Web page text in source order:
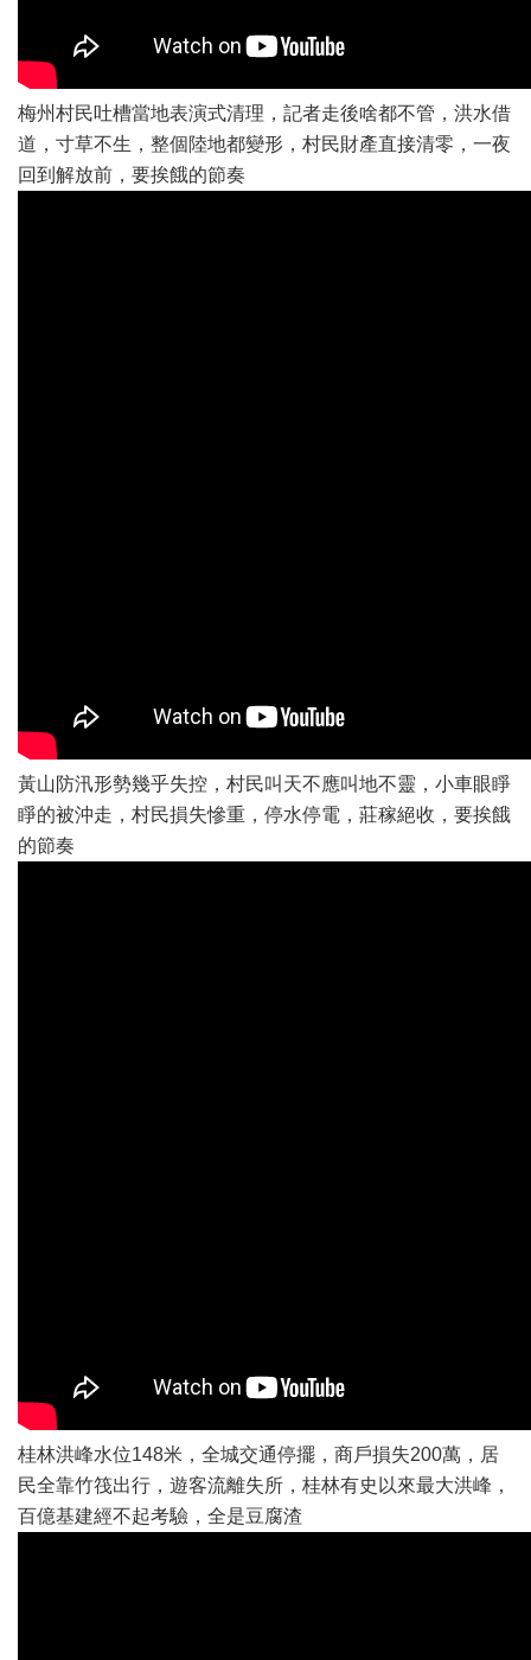
梅州村民吐槽當地表演式清理，記者走後啥都不管，洪水借
道，寸草不生，整個陸地都變形，村民財產直接清零，一夜
回到解放前，要挨餓的節奏
黃山防汛形勢幾乎失控，村民叫天不應叫地不靈，小車眼睜
睜的被沖走，村民損失慘重，停水停電，莊稼絕收，要挨餓
的節奏
桂林洪峰水位148米，全城交通停擺，商戶損失200萬，居
民全靠竹筏出行，遊客流離失所，桂林有史以來最大洪峰，
百億基建經不起考驗，全是豆腐渣